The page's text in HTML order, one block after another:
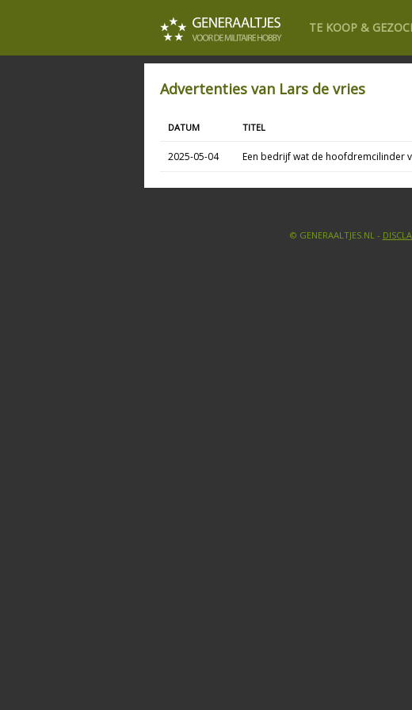
TE KOOP &
Advertenties van Lars de vries
DATUM TITEL
2025-05-04 Een bedrijf wat de hoofdremcilinder
© GENERAALTJES.NL -